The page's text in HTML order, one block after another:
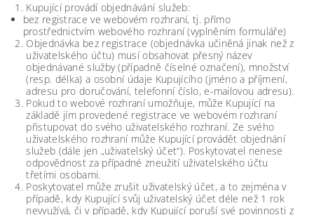
Kupující provádí objednávání služeb:
bez registrace ve webovém rozhraní, tj. přímo
prostřednictvím webového rozhraní (vyplněním formuláře)
Objednávka bez registrace (objednávka učiněná jinak než z
uživatelského účtu) musí obsahovat přesný název
objednávané služby (případně číselné označení), množství
(resp. délka) a osobní údaje Kupujícího (jméno a příjmení,
adresu pro doručování, telefonní číslo, e-mailovou adresu).
Pokud to webové rozhraní umožňuje, může Kupující na
základě jím provedené registrace ve webovém rozhraní
přistupovat do svého uživatelského rozhraní. Ze svého
uživatelského rozhraní může Kupující provádět objednání
služeb (dále jen „uživatelský účet“). Poskytovatel nenese
odpovědnost za případné zneužití uživatelského účtu
třetími osobami.
Poskytovatel může zrušit uživatelský účet, a to zejména v
případě, kdy Kupující svůj uživatelský účet déle než 1 rok
nevyužívá, či v případě, kdy Kupující poruší své povinnosti z